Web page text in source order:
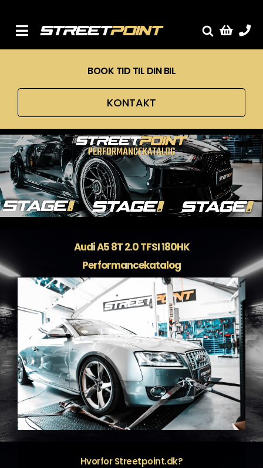
content
Toggle
Sænkning
Tuning
Ventilrens
Værksted
BOOK TID TIL DIN BIL
KONTAKT
Audi A5 8T 2.0 TFSI 180HK
Performancekatalog
Hvorfor Streetpoint.dk?